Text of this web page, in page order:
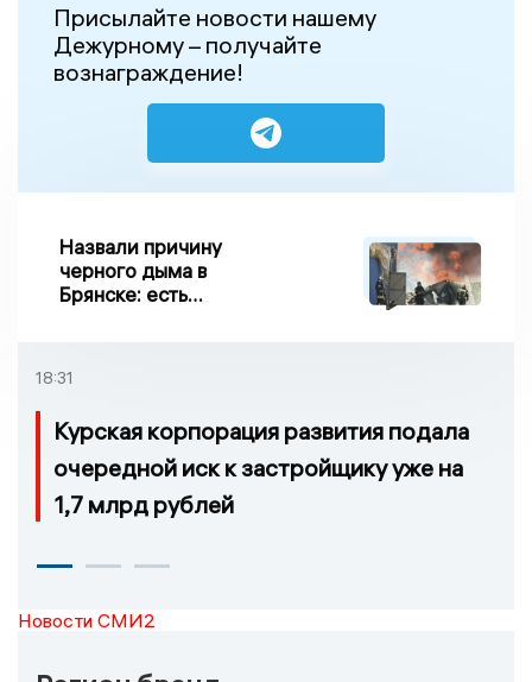
Присылайте новости нашему
Дежурному – получайте
вознаграждение!
Назвали причину
черного дыма в
Брянске: есть
18:31
Курская корпорация развития подала
очередной иск к застройщику уже на
1,7 млрд рублей
Новости СМИ2